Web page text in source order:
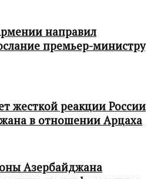
направил
премьер-министру
жесткой реакции России
в отношении Арцаха
Азербайджана